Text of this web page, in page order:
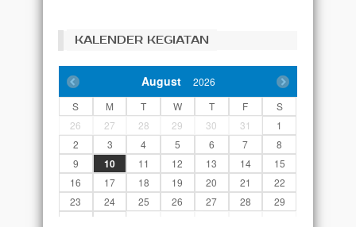
KALENDER KEGIATAN
August
2026
S
M T W T F
S
26
27 28 29 30 31
1
2
3 4 5 6 7
8
9
10 11 12 13 14
15
16
17 18 19 20 21
22
23
24 25 26 27 28
29